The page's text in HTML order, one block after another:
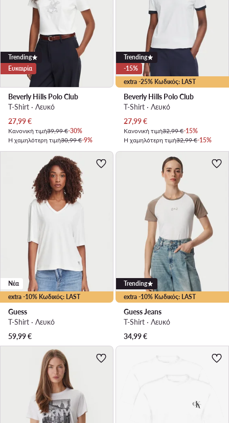
Trending
Ευκαιρία
Beverly Hills Polo Club
T-Shirt · Λευκό
Τρέχουσα τιμή
27,99€
Κανονική τιμή39,99 €-30%
Η χαμηλότερη τιμή30,99 €-9%
extra -25% Κωδικός: LAST
Trending
-15%
Beverly Hills Polo Club
T-Shirt · Λευκό
Τρέχουσα τιμή
27,99€
Κανονική τιμή32,99 €-15%
Η χαμηλότερη τιμή32,99 €-15%
extra -10% Κωδικός: LAST
Νέα
Guess
T-Shirt · Λευκό
59,99€
extra -10% Κωδικός: LAST
Trending
Guess Jeans
T-Shirt · Λευκό
34,99€